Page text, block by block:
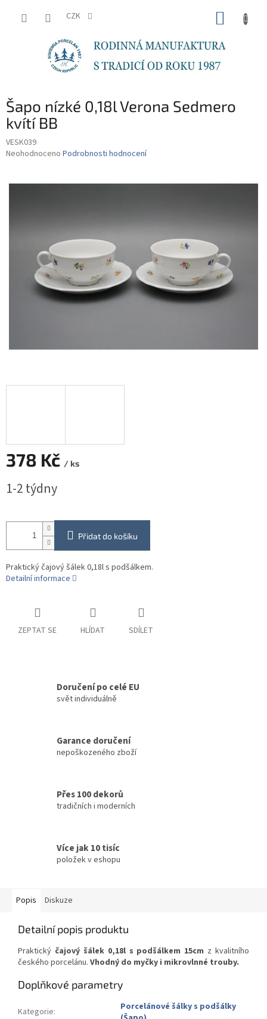
CZK
Šapo nízké 0,18l Verona Sedmero
kvítí BB
VESK039
Průměrné
je
Neohodnoceno Podrobnosti hodnocení
378 Kč / ks
cena:
1-2 týdny
Přidat do košíku
Praktický čajový šálek 0,18l s podšálkem.
Detailní informace
ZEPTAT SE HLÍDAT SDÍLET
Doručení po celé EU
svět individuálně
Garance doručení
nepoškozeného zboží
Přes 100 dekorů
tradičních i moderních
Více jak 10 tisíc
položek v eshopu
Popis Diskuze
Detailní popis produktu
Praktický čajový šálek 0,18l s podšálkem 15cm z kvalitního
českého porcelánu. Vhodný do myčky i mikrovlnné trouby.
Doplňkové parametry
Kategorie:
Porcelánové šálky s podšálky